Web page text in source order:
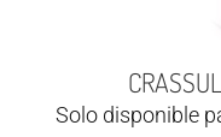
Solo disponible